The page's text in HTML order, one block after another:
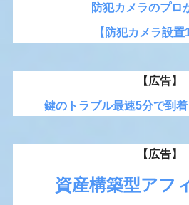
防犯カメラのプロ
【防犯カメラ設置
【広告】
鍵のトラブル最速5分で到着
【広告】
資産構築型アフ